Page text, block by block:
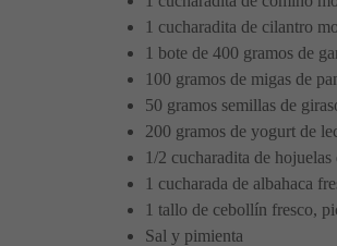
1 cucharadita de cilantro
1 bote de 400 gramos de
100 gramos de migas de
50 gramos semillas de
200 gramos de yogurt de
1/2 cucharadita de hojuelas
1 cucharada de albahaca
1 tallo de cebollín fresco,
Sal y pimienta